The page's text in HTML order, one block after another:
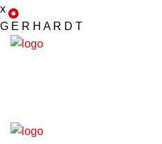
x
G E R H A R D T